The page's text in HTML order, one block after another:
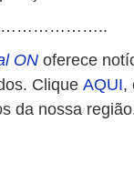
ON oferece
Clique AQUI,
da nossa